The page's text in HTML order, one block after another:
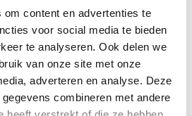
om content en advertenties te
voor social media te bieden
te analyseren. Ook delen we
van onze site met onze
adverteren en analyse. Deze
combineren met andere
599 299
Bekijken